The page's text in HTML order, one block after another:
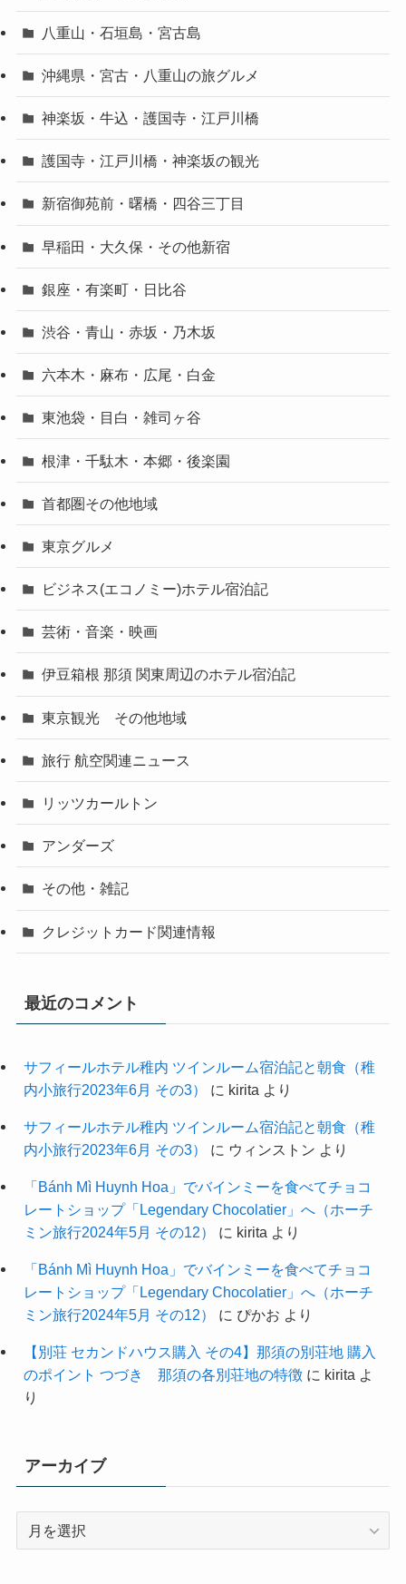
八重山・石垣島・宮古島
沖縄県・宮古・八重山の旅グルメ
神楽坂・牛込・護国寺・江戸川橋
護国寺・江戸川橋・神楽坂の観光
新宿御苑前・曙橋・四谷三丁目
早稲田・大久保・その他新宿
銀座・有楽町・日比谷
渋谷・青山・赤坂・乃木坂
六本木・麻布・広尾・白金
東池袋・目白・雑司ヶ谷
根津・千駄木・本郷・後楽園
首都圏その他地域
東京グルメ
ビジネス(エコノミー)ホテル宿泊記
芸術・音楽・映画
伊豆箱根 那須 関東周辺のホテル宿泊記
東京観光 その他地域
旅行 航空関連ニュース
リッツカールトン
アンダーズ
その他・雑記
クレジットカード関連情報
最近のコメント
サフィールホテル稚内 ツインルーム宿泊記と朝食（稚
内小旅行2023年6月 その3）
に kirita より
サフィールホテル稚内 ツインルーム宿泊記と朝食（稚
内小旅行2023年6月 その3）
に ウィンストン より
「Bánh Mì Huynh Hoa」でバインミーを食べてチョコ
レートショップ「Legendary Chocolatier」へ（ホーチ
ミン旅行2024年5月 その12）
に kirita より
「Bánh Mì Huynh Hoa」でバインミーを食べてチョコ
レートショップ「Legendary Chocolatier」へ（ホーチ
ミン旅行2024年5月 その12）
に ぴかお より
【別荘 セカンドハウス購入 その4】那須の別荘地 購入
のポイント つづき 那須の各別荘地の特徴に kirita よ
り
アーカイブ